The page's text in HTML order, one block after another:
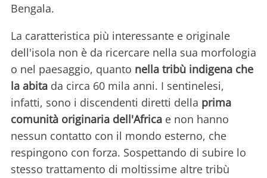
Bengala.
La caratteristica più interessante e originale
dell'isola non è da ricercare nella sua morfologia
o nel paesaggio, quanto nella tribù indigena che
la abita da circa 60 mila anni. I sentinelesi,
infatti, sono i discendenti diretti della prima
comunità originaria dell'Africa e non hanno
nessun contatto con il mondo esterno, che
respingono con forza. Sospettando di subire lo
stesso trattamento di moltissime altre tribù